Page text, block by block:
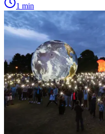
1 min